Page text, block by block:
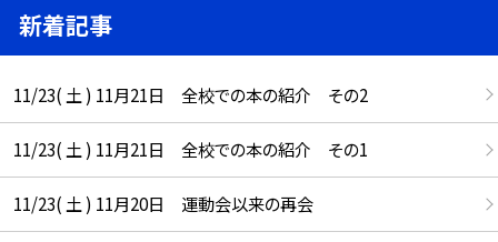
新着記事
11/23( 土 ) 11月21日 全校での本の紹介 その2
11/23( 土 ) 11月21日 全校での本の紹介 その1
11/23( 土 ) 11月20日 運動会以来の再会